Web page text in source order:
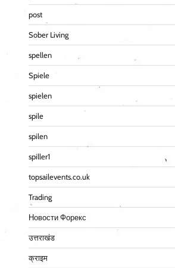
post
Sober Living
spellen
Spiele
spielen
spile
spilen
spiller1
topsailevents.co.uk
Trading
Новости Форекс
उत्तराखंड
क्राइम